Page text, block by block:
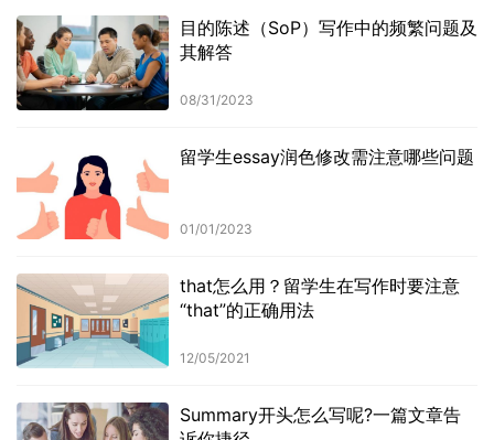
目的陈述（SoP）写作中的频繁问题及
其解答
08/31/2023
留学生essay润色修改需注意哪些问题
01/01/2023
that怎么用？留学生在写作时要注意
“that”的正确用法
12/05/2021
Summary开头怎么写呢?一篇文章告